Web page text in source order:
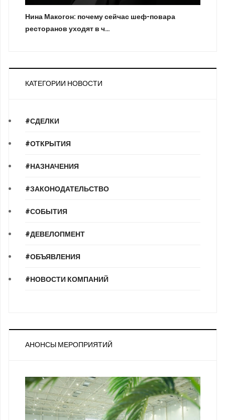
Нина Макогон: почему сейчас шеф-повара
ресторанов уходят в ч…
КАТЕГОРИИ НОВОСТИ
#СДЕЛКИ
#ОТКРЫТИЯ
#НАЗНАЧЕНИЯ
#ЗАКОНОДАТЕЛЬСТВО
#СОБЫТИЯ
#ДЕВЕЛОПМЕНТ
#ОБЪЯВЛЕНИЯ
#НОВОСТИ КОМПАНИЙ
АНОНСЫ МЕРОПРИЯТИЙ